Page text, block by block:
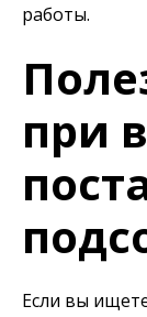
работы.
при
Если вы